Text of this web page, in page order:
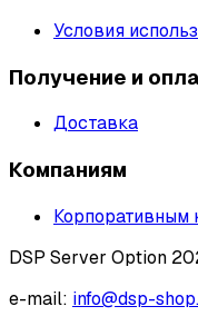
Условия
Получение и
Доставка
Компаниям
Корпоративным
DSP Server Option
e-mail: info@dsp-